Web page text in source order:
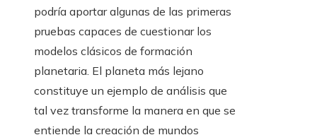
podría aportar algunas de las primeras
pruebas capaces de cuestionar los
modelos clásicos de formación
planetaria. El planeta más lejano
constituye un ejemplo de análisis que
tal vez transforme la manera en que se
entiende la creación de mundos